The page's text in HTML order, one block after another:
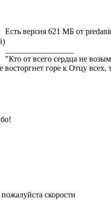
Есть версия 621 МБ от
"Кто от всего сердца не
восторгнет горе к Отцу
скорости